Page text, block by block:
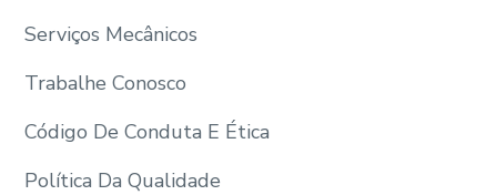
Serviços Mecânicos
Trabalhe Conosco
Código De Conduta E Ética
Política Da Qualidade